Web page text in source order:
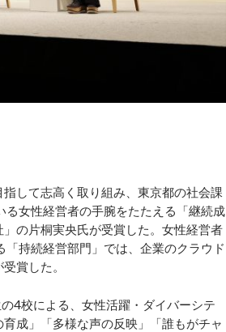
して志高く取り組み、東京都の社会課
女性経営者の手腕をたたえる「継続成
の片桐実央氏が受賞した。女性経営者
持続経営部門」では、企業のクラウド
賞した。
4校による、女性活躍・ダイバーシテ
成」「多様な声の反映」「誰もがチャ